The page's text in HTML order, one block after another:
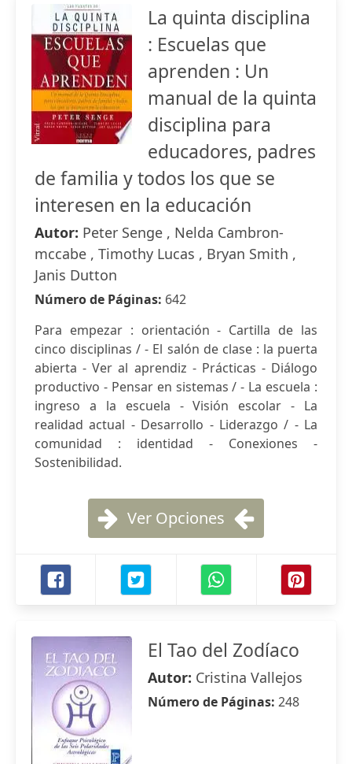
La quinta disciplina
: Escuelas que
aprenden : Un
manual de la quinta
disciplina para
educadores, padres
de familia y todos los que se
interesen en la educación
Autor: Peter Senge , Nelda Cambron-
mccabe , Timothy Lucas , Bryan Smith ,
Janis Dutton
Número de Páginas: 642
Para empezar : orientación - Cartilla de las
cinco disciplinas / - El salón de clase : la puerta
abierta - Ver al aprendiz - Prácticas - Diálogo
productivo - Pensar en sistemas / - La escuela :
ingreso a la escuela - Visión escolar - La
realidad actual - Desarrollo - Liderazgo / - La
comunidad : identidad - Conexiones -
Sostenibilidad.
Ver Opciones
El Tao del Zodíaco
Autor: Cristina Vallejos
Número de Páginas: 248